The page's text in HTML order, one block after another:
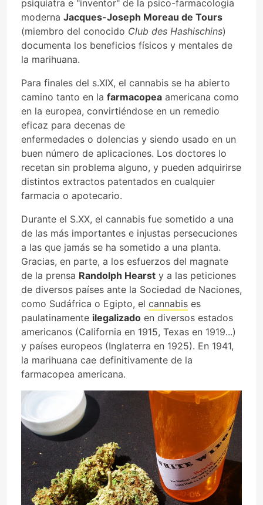
psiquiatra e "inventor" de la psico-farmacologia
moderna Jacques-Joseph Moreau de Tours
(miembro del conocido Club des Hashischins)
documenta los beneficios físicos y mentales de
la marihuana.
Para finales del s.XIX, el cannabis se ha abierto
camino tanto en la farmacopea americana como
en la europea, convirtiéndose en un remedio
eficaz para decenas de
enfermedades o dolencias y siendo usado en un
buen número de aplicaciones. Los doctores lo
recetan sin problema alguno, y pueden adquirirse
distintos extractos patentados en cualquier
farmacia o apotecario.
Durante el S.XX, el cannabis fue sometido a una
de las más importantes e injustas persecuciones
a las que jamás se ha sometido a una planta.
Gracias, en parte, a los esfuerzos del magnate
de la prensa Randolph Hearst y a las peticiones
de diversos países ante la Sociedad de Naciones,
como Sudáfrica o Egipto, el cannabis es
paulatinamente ilegalizado en diversos estados
americanos (California en 1915, Texas en 1919...)
y países europeos (Inglaterra en 1925). En 1941,
la marihuana cae definitivamente de la
farmacopea americana.